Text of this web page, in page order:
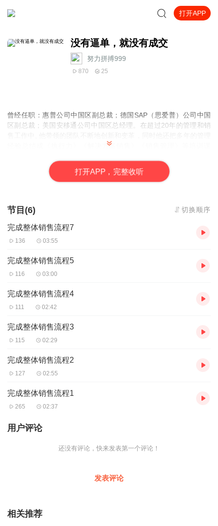
打开APP
没有逼单，就没有成交
努力拼搏999
870 25
曾经任职：惠普公司中国区副总裁；德国SAP（思爱普）公司中国
区副总裁；美国安移通公司中国区总经理。在超过20年的管理和销
经验总结成《执行力》《解决方案销售》《销售管理》等培训课
打开APP，完整收听
节目(6) 切换顺序
完成整体销售流程7
136 03:55
完成整体销售流程5
116 03:00
完成整体销售流程4
111 02:42
完成整体销售流程3
115 02:29
完成整体销售流程2
127 02:55
完成整体销售流程1
265 02:37
用户评论
还没有评论，快来发表第一个评论！
发表评论
相关推荐